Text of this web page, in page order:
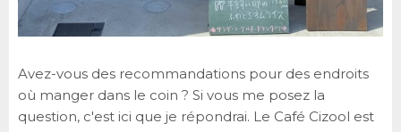
Avez-vous des recommandations pour des endroits
où manger dans le coin ? Si vous me posez la
question, c'est ici que je répondrai. Le Café Cizool est